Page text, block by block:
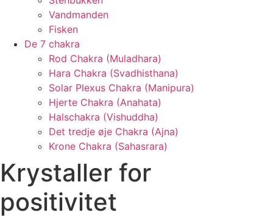
Vandmanden
Fisken
De 7 chakra
Rod Chakra (Muladhara)
Hara Chakra (Svadhisthana)
Solar Plexus Chakra (Manipura)
Hjerte Chakra (Anahata)
Halschakra (Vishuddha)
Det tredje øje Chakra (Ajna)
Krone Chakra (Sahasrara)
Krystaller for
positivitet